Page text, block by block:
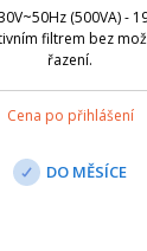
(500VA) -
filtrem bez
řazení.
Cena po přihlášení
DO MĚSÍCE